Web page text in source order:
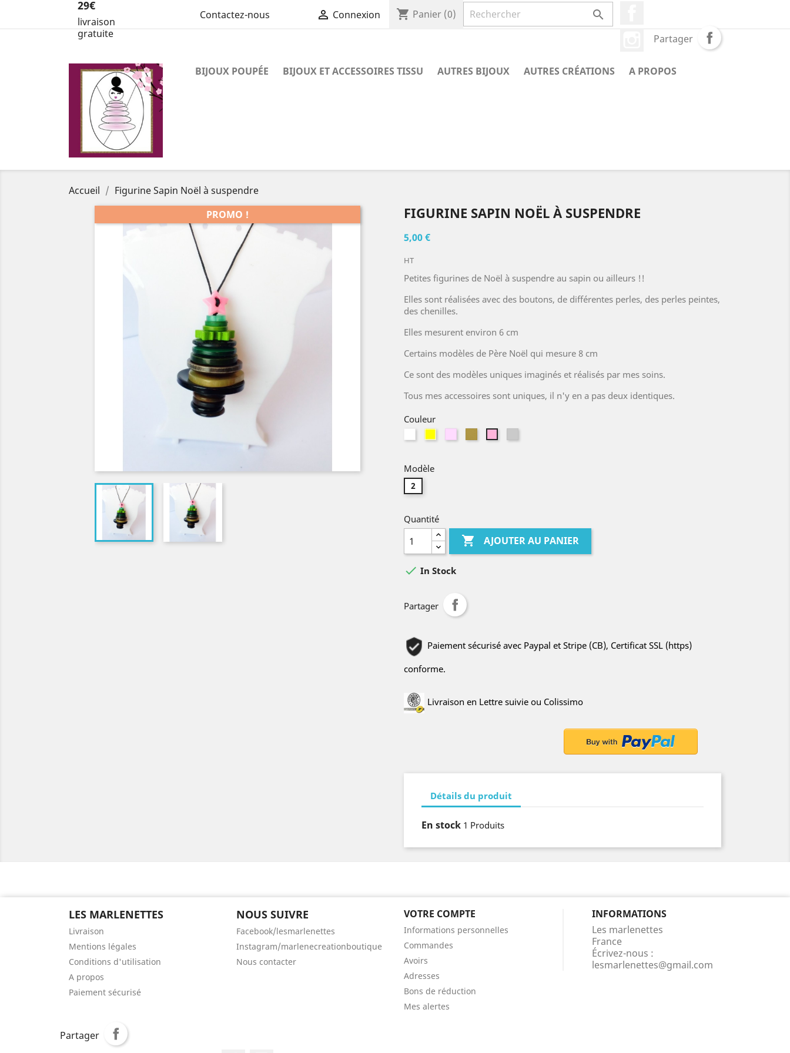
Contactez-nous
29€
livraison
gratuite
 Connexion shopping_cart Panier (0) 
Instagram
Partager
BIJOUX POUPÉE BIJOUX ET ACCESSOIRES TISSU AUTRES BIJOUX AUTRES CRÉATIONS A PROPOS
Accueil
Figurine Sapin Noël à suspendre
PROMO !
FIGURINE SAPIN NOËL À SUSPENDRE
5,00 €
HT
Petites figurines de Noël à suspendre au sapin ou ailleurs !!
Elles sont réalisées avec des boutons, de différentes perles, des perles peintes,
des chenilles.
Elles mesurent environ 6 cm
Certains modèles de Père Noël qui mesure 8 cm
Ce sont des modèles uniques imaginés et réalisés par mes soins.
Tous mes accessoires sont uniques, il n'y en a pas deux identiques.
Couleur
Modèle
2
Quantité
 AJOUTER AU PANIER
 In Stock
Partager
Paiement sécurisé avec Paypal et Stripe (CB), Certificat SSL (https)
conforme.
Livraison en Lettre suivie ou Colissimo
Détails du produit
En stock 1 Produits
LES MARLENETTES
Livraison
Mentions légales
Conditions d'utilisation
A propos
Paiement sécurisé
NOUS SUIVRE
Facebook/lesmarlenettes
Instagram/marlenecreationboutique
Nous contacter
VOTRE COMPTE
Informations personnelles
Commandes
Avoirs
Adresses
Bons de réduction
Mes alertes
INFORMATIONS
Les marlenettes
France
Écrivez-nous :
lesmarlenettes@gmail.com
Partager